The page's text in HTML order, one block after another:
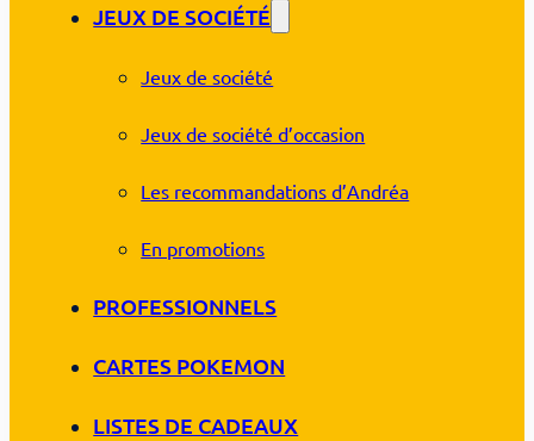
JEUX DE SOCIÉTÉ
Jeux de société
Jeux de société d’occasion
Les recommandations d’Andréa
En promotions
PROFESSIONNELS
CARTES POKEMON
LISTES DE CADEAUX